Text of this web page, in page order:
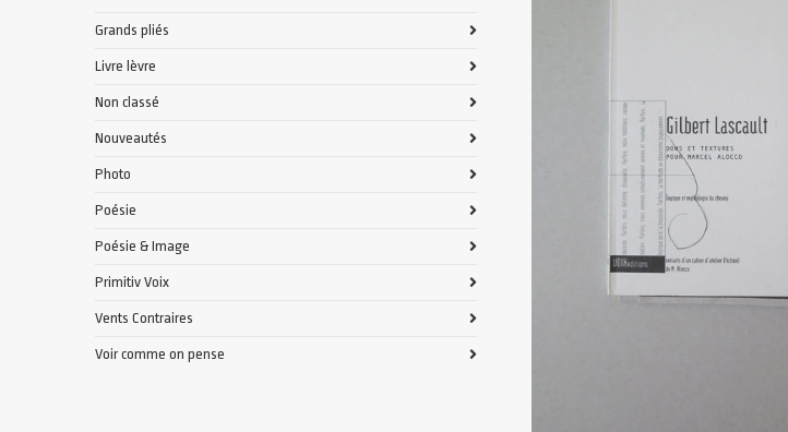
Grands pliés
Livre lèvre
Non classé
Nouveautés
Photo
Poésie
Poésie & Image
Primitiv Voix
Vents Contraires
Voir comme on pense